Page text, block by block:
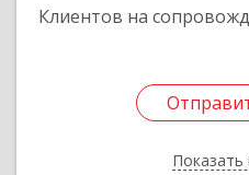
Клиентов на
Показать